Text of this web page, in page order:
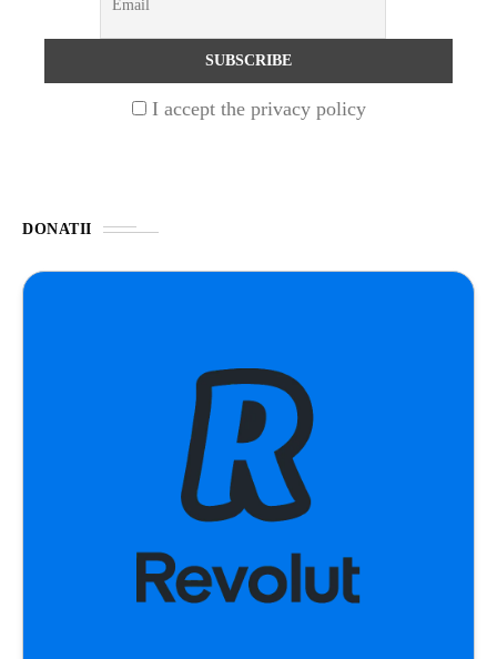
I accept the privacy policy
DONATII
Ai simțit vreodată deja-vu? Află de ce se
întâmplă